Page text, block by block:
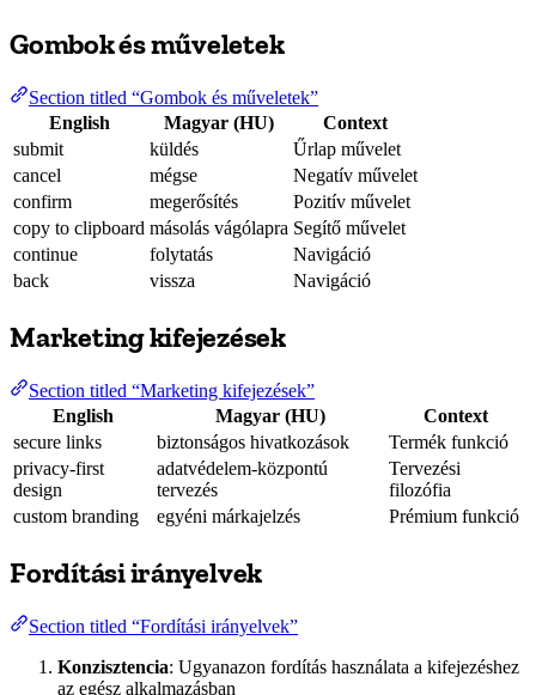
Gombok és műveletek
Section titled “Gombok és műveletek”
English
Magyar (HU)
Context
submit
küldés
Űrlap művelet
cancel
mégse
Negatív művelet
confirm
megerősítés
Pozitív művelet
copy to clipboard másolás vágólapra Segítő művelet
continue
folytatás
Navigáció
back
vissza Navigáció
Marketing kifejezések
Section titled “Marketing kifejezések”
English
Magyar (HU)
Context
secure links
biztonságos hivatkozások
Termék funkció
privacy-first
design
adatvédelem-központú
tervezés
Tervezési
filozófia
custom branding
egyéni márkajelzés Prémium funkció
Fordítási irányelvek
Section titled “Fordítási irányelvek”
Konzisztencia: Ugyanazon fordítás használata a kifejezéshez
az egész alkalmazásban